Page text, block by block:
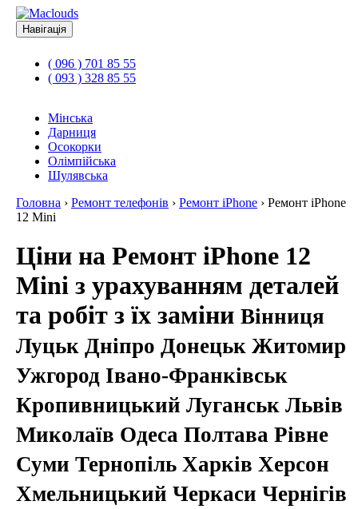
Навігація
( 096 ) 701 85 55
( 093 ) 328 85 55
Мінська
Дарниця
Осокорки
Олімпійська
Шулявська
Головна › Ремонт телефонів › Ремонт iPhone › Ремонт iPhone
12 Mini
Ціни на Ремонт iPhone 12
Mini з урахуванням деталей
та робіт з їх заміни Вінниця
Луцьк Дніпро Донецьк Житомир
Ужгород Івано-Франківськ
Кропивницький Луганськ Львів
Миколаїв Одеса Полтава Рівне
Суми Тернопіль Харків Херсон
Хмельницький Черкаси Чернігів